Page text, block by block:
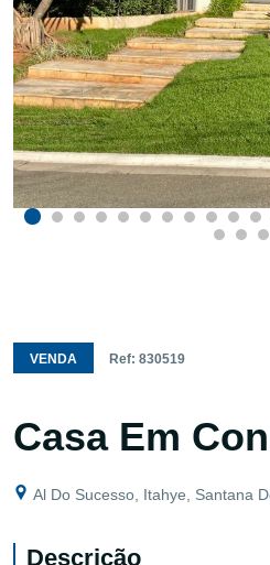
VENDA Ref: 830519
Casa Em
Al Do Sucesso, Itahye, Santana
Descrição